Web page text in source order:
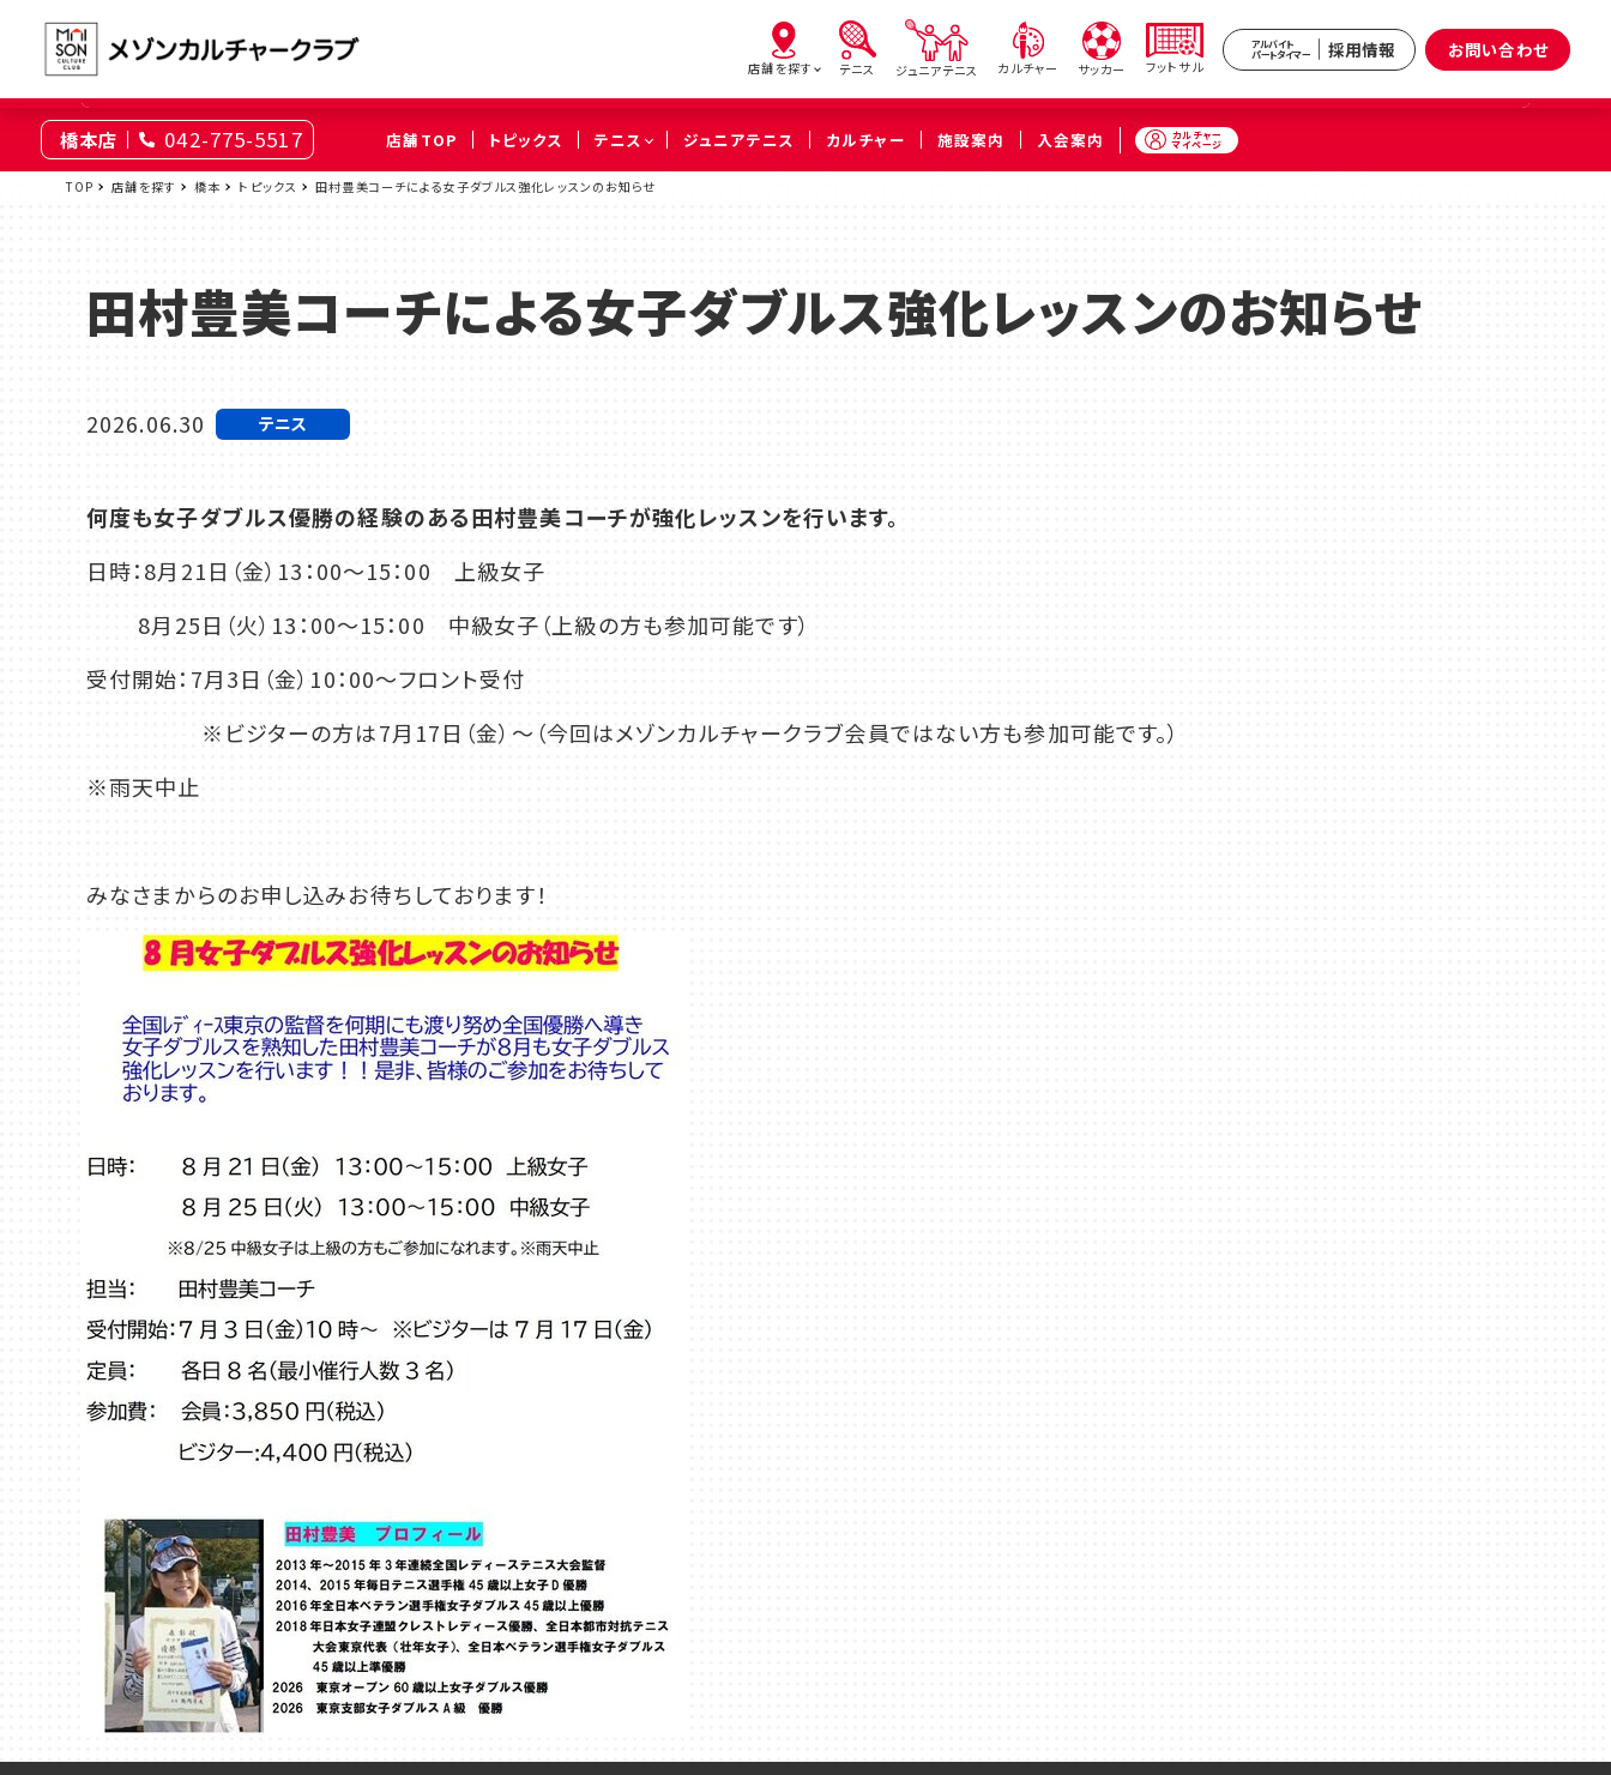
店舗を探す
東京
綾瀬 大井町 亀有
神奈川
伊勢原 相模原 橋本 溝の口 武蔵小杉
埼玉
（上尾市） （さいたま市浦和区） （久喜市）
千葉
蘇我
鳳
（堺市西区）
テニス ジュニアテニス カルチャー サッカー フットサル
アルバイト
パートタイマー 採用情報 お問い合わせ
橋本店 042-775-5517 店舗TOP トピックス テニス ジュニアテニス カルチャー 施設案内 入会案内 カルチャー
マイページ
TOP 店舗を探す 橋本 トピックス 田村豊美コーチによる女子ダブルス強化レッスンのお知らせ
田村豊美コーチによる女子ダブルス強化レッスンのお知らせ
2026.06.30 テニス
何度も女子ダブルス優勝の経験のある田村豊美コーチが強化レッスンを行います。
日時：8月21日（金）13：00～15：00 上級女子
8月25日（火）13：00～15：00 中級女子（上級の方も参加可能です）
受付開始：7月3日（金）10：00～フロント受付
※ビジターの方は7月17日（金）～（今回はメゾンカルチャークラブ会員ではない方も参加可能です。）
※雨天中止
みなさまからのお申し込みお待ちしております！